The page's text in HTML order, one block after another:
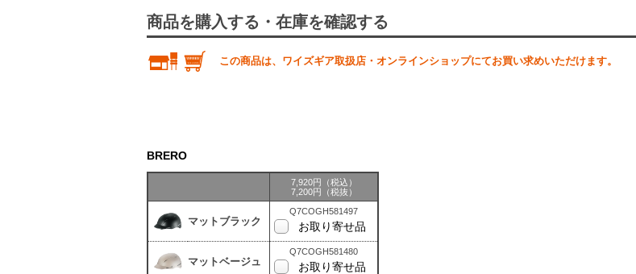
商品を購入する・在庫を確認する
この商品は、ワイズギア取扱店・オンラインショップにてお買い求めいただけます。
BRERO
7,920円（税込）
7,200円（税抜）
マットブラック
Q7COGH581497
お取り寄せ品
マットベージュ
Q7COGH581480
お取り寄せ品